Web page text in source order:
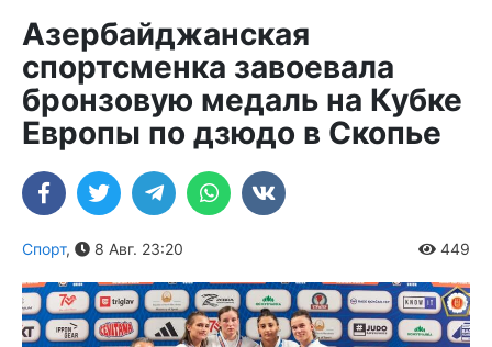
Азербайджанская
спортсменка завоевала
бронзовую медаль на Кубке
Европы по дзюдо в Скопье
Спорт, 8 Авг. 23:20 449